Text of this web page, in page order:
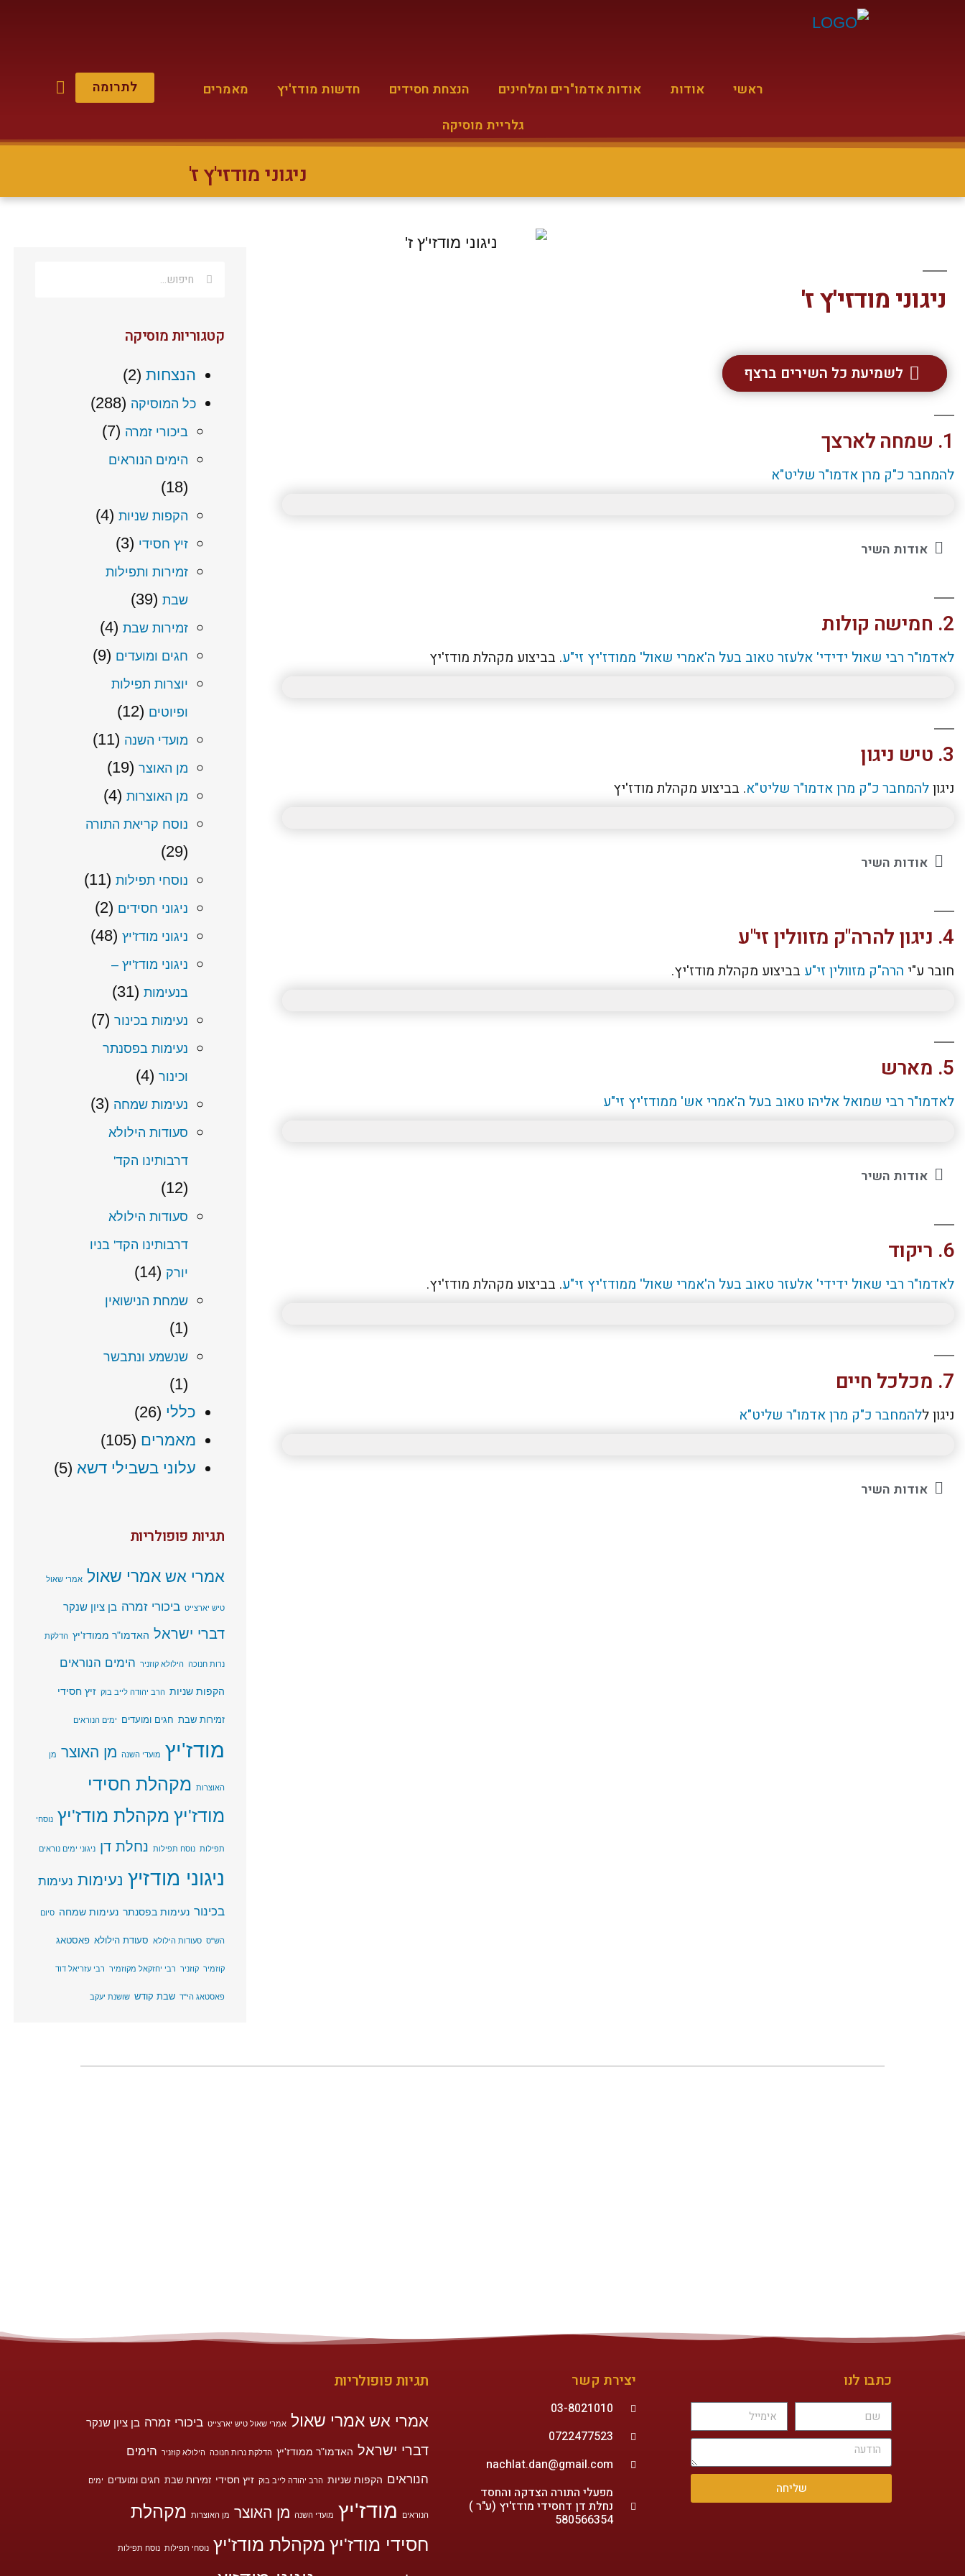
ראשי אודות אודות אדמו"רים ומלחינים הנצחת חסידים חדשות מודז'יץ
מאמרים
גלריית מוסיקה
לתרומה
ניגוני מודזי'ץ ז'
ניגוני מודזי'ץ ז'
לשמיעת כל השירים ברצף
1. שמחה לארצך
להמחבר כ"ק מרן אדמו"ר שליט"א
אודות השיר
2. חמישה קולות
לאדמו"ר רבי שאול ידידי' אלעזר טאוב בעל ה'אמרי שאול' ממודז'יץ זי"ע. בביצוע מקהלת מודז'יץ
3. טיש ניגון
ניגוןלהמחבר כ"ק מרן אדמו"ר שליט"א. בביצוע מקהלת מודז'יץ
אודות השיר
4. ניגון להרה"ק מזוולין זי"ע
חובר ע"י הרה"ק מזוולין זי"ע בביצוע מקהלת מודז'יץ.
5. מארש
לאדמו"ר רבי שמואל אליהו טאוב בעל ה'אמרי אש' ממודז'יץ זי"ע
אודות השיר
6. ריקוד
לאדמו"ר רבי שאול ידידי' אלעזר טאוב בעל ה'אמרי שאול' ממודז'יץ זי"ע. בביצוע מקהלת מודז'יץ.
7. מכלכל חיים
ניגון ללהמחבר כ"ק מרן אדמו"ר שליט"א
אודות השיר
קטגוריות מוסיקה
הנצחות (2)
כל המוסיקה (288)
ביכורי זמרה (7)
הימים הנוראים
(18)
הקפות שניות (4)
זיץ חסידי (3)
זמירות ותפילות
שבת (39)
זמירות שבת (4)
חגים ומועדים (9)
יוצרות תפילות
ופיוטים (12)
מועדי השנה (11)
מן האוצר (19)
מן האוצרות (4)
נוסח קריאת התורה
(29)
נוסחי תפילות (11)
ניגוני חסידים (2)
ניגוני מודז'יץ (48)
ניגוני מודז'יץ –
בנעימות (31)
נעימות בכינור (7)
נעימות בפסנתר
וכינור (4)
נעימות שמחה (3)
סעודות הילולא
דרבותינו הקד'
(12)
סעודות הילולא
דרבותינו הקד' בניו
יורק (14)
שמחת הנישואין
(1)
שנשמע ונתבשר
(1)
כללי (26)
מאמרים (105)
עלוני בשבילי דשא (5)
תגיות פופולריות
אמרי אש אמרי שאול אמרי שאול
טיש יארצייט ביכורי זמרה בן ציון שנקר
דברי ישראל האדמו"ר ממודז'יץ הדלקת
נרות חנוכה הילולא קוזניר הימים הנוראים
הקפות שניות הרב יהודה לייב בוק זיץ חסידי
זמירות שבת חגים ומועדים ימים הנוראים
מודז'יץ מועדי השנה מן האוצר מן
האוצרות מקהלת חסידי
מודז'יץ מקהלת מודז'יץ נוסחי
תפילות נוסח תפילות נחלת דן ניגוני ימים נוראים
ניגוני מודזיץ נעימות נעימות
בכינור נעימות בפסנתר נעימות שמחה סיום
הש"ס סעודות הילולא סעודת הילולא פאסטאג
קוזמיר קוזניר רבי יחזקאל מקוזמיר רבי עזריאל דוד
פאסטאג הי"ד שבת קודש שושנת יעקב
כתבו לנו
שליחה
יצירת קשר
03-8021010
0722477523
nachlat.dan@gmail.com
מפעלי התורה הצדקה והחסד
נחלת דן דחסידי מודז'יץ (ע"ר )
580566354
תגיות פופולריות
אמרי אש אמרי שאול אמרי שאול טיש יארצייט ביכורי זמרה בן ציון שנקר
דברי ישראל האדמו"ר ממודז'יץ הדלקת נרות חנוכה הילולא קוזניר הימים
הנוראים הקפות שניות הרב יהודה לייב בוק זיץ חסידי זמירות שבת חגים ומועדים ימים
הנוראים מודז'יץ מועדי השנה מן האוצר מן האוצרות מקהלת
חסידי מודז'יץ מקהלת מודז'יץ נוסחי תפילות נוסח תפילות